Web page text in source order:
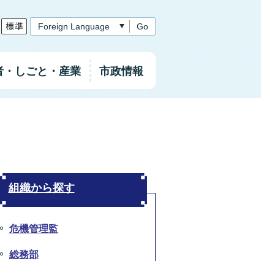
Go
・しごと ・産業 市政情報
組織から探す
危機管理監
総務部